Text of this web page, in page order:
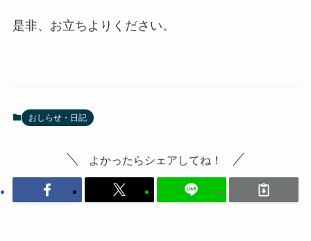
是非、お立ちよりください。
おしらせ・日記
よかったらシェアしてね！